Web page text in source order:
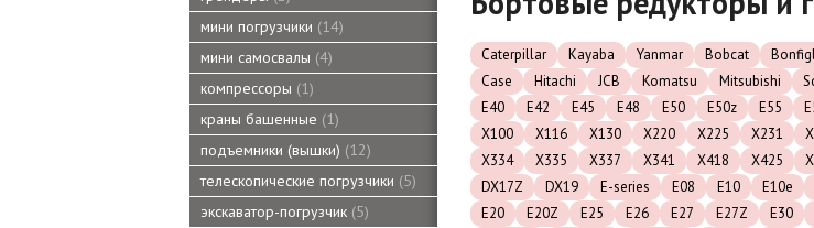
мини погрузчики
14
мини самосвалы 4
компрессоры
1
краны башенные
1
подъемники (вышки)
12
телескопические погрузчики 5
экскаватор-погрузчик 5
Caterpillar Kayaba Yanmar Bobcat
Case
Hitachi JCB Komatsu Mitsubishi
E40
E42 E45 E48 E50 E50z E55
X100
X116 X130 X220 X225 X231
X334
X335 X337 X341 X418 X425
DX17Z
DX19 E-series E08 E10 E10e
E20
E20Z E25 E26 E27 E27Z E30